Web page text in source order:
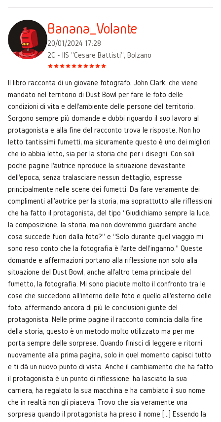
Banana_Volante
20/01/2024 17:28
2C - IIS "Cesare Battisti", Bolzano
Il libro racconta di un giovane fotografo, John Clark, che viene
mandato nel territorio di Dust Bowl per fare le foto delle
condizioni di vita e dell'ambiente delle persone del territorio.
Sorgono sempre più domande e dubbi riguardo il suo lavoro al
protagonista e alla fine del racconto trova le risposte. Non ho
letto tantissimi fumetti, ma sicuramente questo è uno dei migliori
che io abbia letto, sia per la storia che per i disegni. Con soli
poche pagine l'autrice riproduce la situazione devastante
dell'epoca, senza tralasciare nessun dettaglio, espresse
principalmente nelle scene dei fumetti. Da fare veramente dei
complimenti all'autrice per la storia, ma soprattutto alle riflessioni
che ha fatto il protagonista, del tipo “Giudichiamo sempre la luce,
la composizione, la storia, ma non dovremmo guardare anche
cosa succede fuori dalla foto?” e “Solo durante quel viaggio mi
sono reso conto che la fotografia è l'arte dell'inganno." Queste
domande e affermazioni portano alla riflessione non solo alla
situazione del Dust Bowl, anche all'altro tema principale del
fumetto, la fotografia. Mi sono piaciute molto il confronto tra le
cose che succedono all'interno delle foto e quello all'esterno delle
foto, affermando ancora di più le conclusioni giunte del
protagonista. Nelle prime pagine il racconto comincia dalla fine
della storia, questo è un metodo molto utilizzato ma per me
porta sempre delle sorprese. Quando finisci di leggere e ritorni
nuovamente alla prima pagina, solo in quel momento capisci tutto
e ti dà un nuovo punto di vista. Anche il cambiamento che ha fatto
il protagonista è un punto di riflessione: ha lasciato la sua
carriera, ha regalato la sua macchina e ha cambiato il suo nome
che in realtà non gli piaceva. Trovo che sia veramente una
sorpresa quando il protagonista ha preso il nome [...] Essendo la